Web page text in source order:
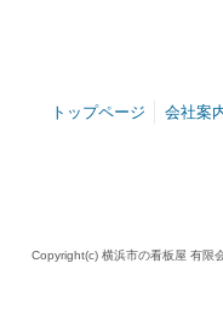
トップページ 会社案
Copyright(c) 横浜市の看板屋 有限